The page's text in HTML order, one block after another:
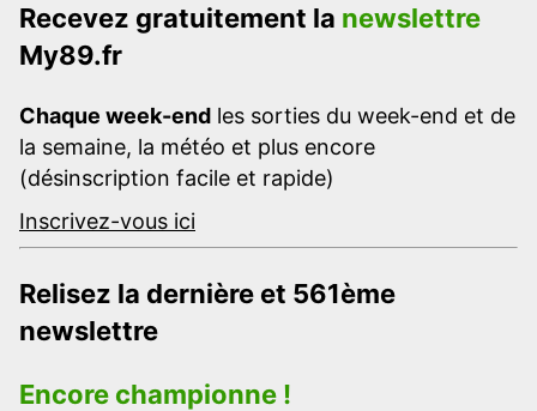
Recevez gratuitement la newslettre
My89.fr
Chaque week-end les sorties du week-end et de
la semaine, la météo et plus encore
(désinscription facile et rapide)
Inscrivez-vous ici
Relisez la dernière et 561ème
newslettre
Encore championne !